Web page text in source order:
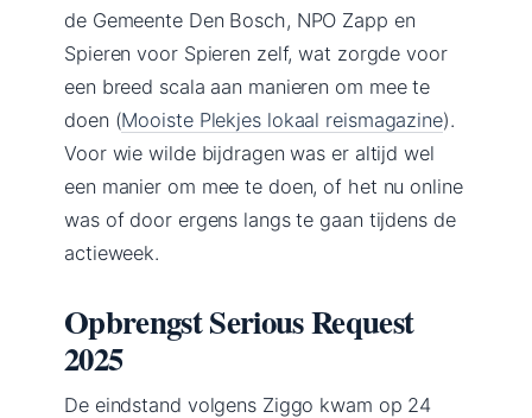
de Gemeente Den Bosch, NPO Zapp en
Spieren voor Spieren zelf, wat zorgde voor
een breed scala aan manieren om mee te
doen (Mooiste Plekjes lokaal reismagazine).
Voor wie wilde bijdragen was er altijd wel
een manier om mee te doen, of het nu online
was of door ergens langs te gaan tijdens de
actieweek.
Opbrengst Serious Request
2025
De eindstand volgens Ziggo kwam op 24